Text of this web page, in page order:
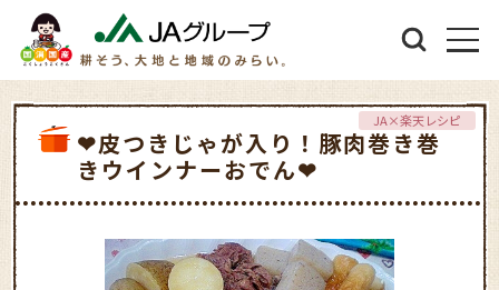
❤皮つきじゃが入り！豚肉巻き巻
きウインナーおでん❤
JA×楽天レシピ